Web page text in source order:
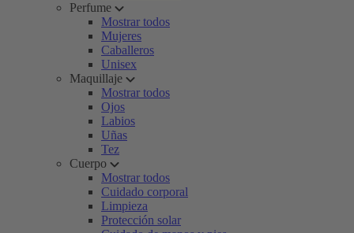
Perfume
Mostrar todos
Mujeres
Caballeros
Unisex
Maquillaje
Mostrar todos
Ojos
Labios
Uñas
Tez
Cuerpo
Mostrar todos
Cuidado corporal
Limpieza
Protección solar